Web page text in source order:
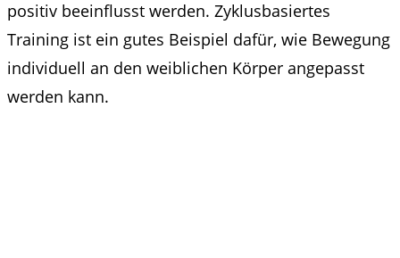
positiv beeinflusst werden. Zyklusbasiertes
Training ist ein gutes Beispiel dafür, wie Bewegung
individuell an den weiblichen Körper angepasst
werden kann.